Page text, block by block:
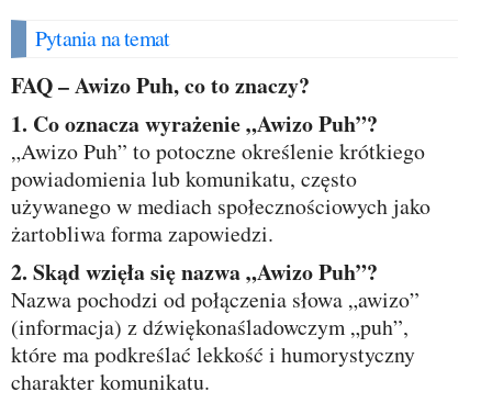
Pytania na temat
FAQ – Awizo Puh, co to znaczy?
1. Co oznacza wyrażenie „Awizo Puh”?
„Awizo Puh” to potoczne określenie krótkiego
powiadomienia lub komunikatu, często
używanego w mediach społecznościowych jako
żartobliwa forma zapowiedzi.
2. Skąd wzięła się nazwa „Awizo Puh”?
Nazwa pochodzi od połączenia słowa „awizo”
(informacja) z dźwiękonaśladowczym „puh”,
które ma podkreślać lekkość i humorystyczny
charakter komunikatu.